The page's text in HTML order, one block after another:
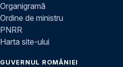
Organigramă
Ordine de ministru
PNRR
Harta site-ului
GUVERNUL ROMÂNIEI